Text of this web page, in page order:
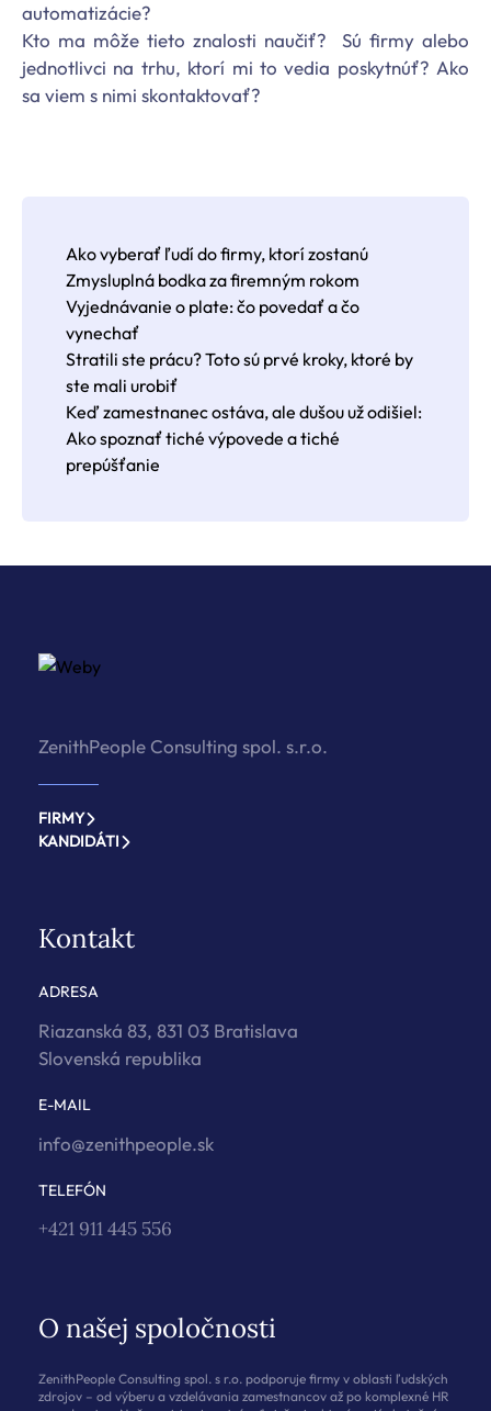
automatizácie?
Kto ma môže tieto znalosti naučiť? Sú firmy alebo
jednotlivci na trhu, ktorí mi to vedia poskytnúť? Ako
sa viem s nimi skontaktovať?
Ako vyberať ľudí do firmy, ktorí zostanú
Zmysluplná bodka za firemným rokom
Vyjednávanie o plate: čo povedať a čo
vynechať
Stratili ste prácu? Toto sú prvé kroky, ktoré by
ste mali urobiť
Keď zamestnanec ostáva, ale dušou už odišiel:
Ako spoznať tiché výpovede a tiché
prepúšťanie
ZenithPeople Consulting spol. s.r.o.
FIRMY
KANDIDÁTI
Kontakt
ADRESA
Riazanská 83, 831 03 Bratislava
Slovenská republika
E-MAIL
info@zenithpeople.sk
TELEFÓN
+421 911 445 556
O našej spoločnosti
ZenithPeople Consulting spol. s r.o. podporuje firmy v oblasti ľudských
zdrojov – od výberu a vzdelávania zamestnancov až po komplexné HR